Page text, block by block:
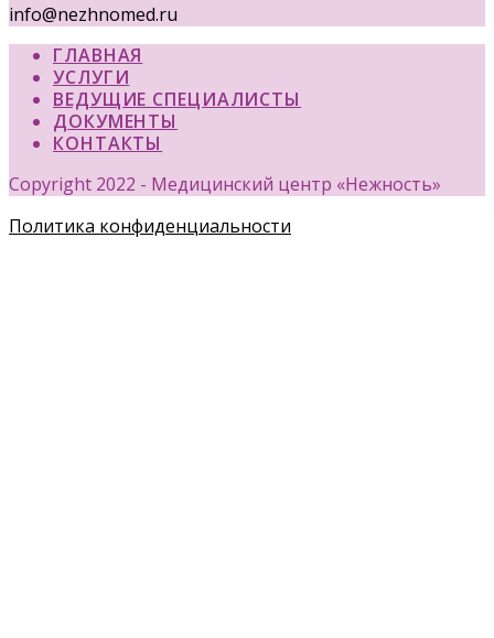
info@nezhnomed.ru
ГЛАВНАЯ
УСЛУГИ
ВЕДУЩИЕ СПЕЦИАЛИСТЫ
ДОКУМЕНТЫ
КОНТАКТЫ
Copyright 2022 - Медицинский центр «Нежность»
Политика конфиденциальности